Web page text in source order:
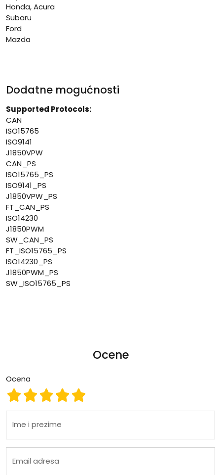
Honda, Acura
Subaru
Ford
Mazda
Dodatne mogućnosti
Supported Protocols:
CAN
ISO15765
ISO9141
J1850VPW
CAN_PS
ISO15765_PS
ISO9141_PS
J1850VPW_PS
FT_CAN_PS
ISO14230
J1850PWM
SW_CAN_PS
FT_ISO15765_PS
ISO14230_PS
J1850PWM_PS
SW_ISO15765_PS
Ocene
Ocena
Ocena 5
Ocena 4
Ocena 3
Ocena 2
Ocena 1
Ime i prezime
Email adresa